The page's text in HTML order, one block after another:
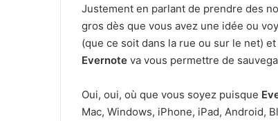
Justement en parlant de prendre des
gros dès que vous avez une idée ou
(que ce soit dans la rue ou sur le net)
Evernote va vous permettre de
Oui, oui, où que vous soyez puisque
Mac, Windows, iPhone, iPad, Android,